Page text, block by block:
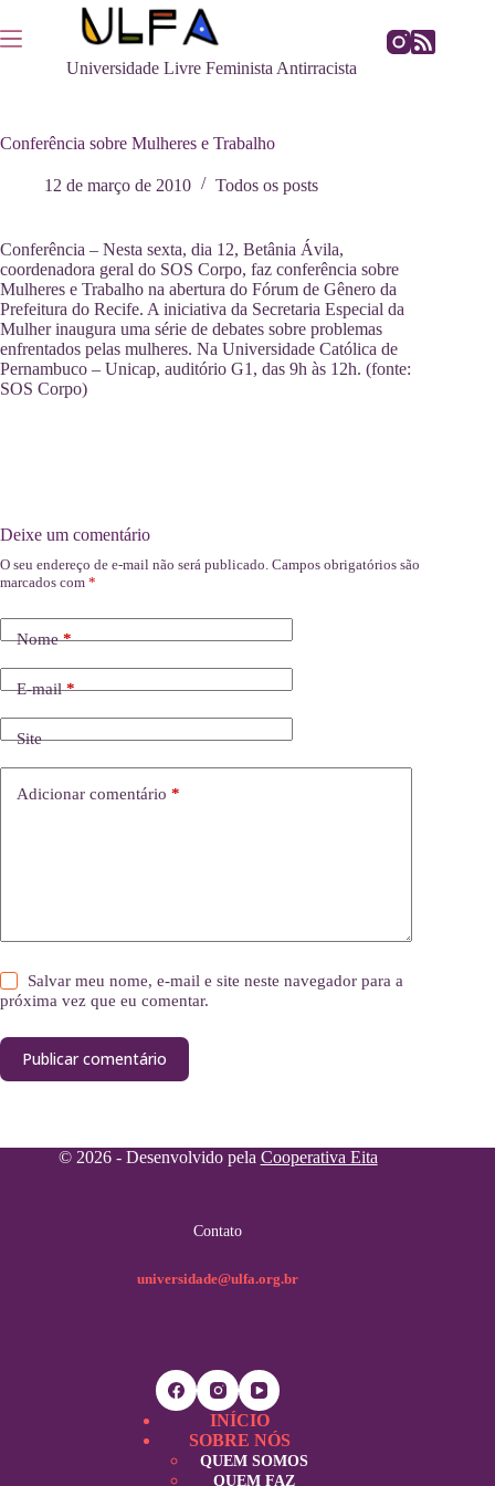
para
o
Universidade Livre Feminista Antirracista
Conferência sobre Mulheres e Trabalho
12 de março de 2010 Todos os posts
Conferência – Nesta sexta, dia 12, Betânia Ávila,
coordenadora geral do SOS Corpo, faz conferência sobre
Mulheres e Trabalho na abertura do Fórum de Gênero da
Prefeitura do Recife. A iniciativa da Secretaria Especial da
Mulher inaugura uma série de debates sobre problemas
enfrentados pelas mulheres. Na Universidade Católica de
Pernambuco – Unicap, auditório G1, das 9h às 12h. (fonte:
SOS Corpo)
Deixe um comentário
O seu endereço de e-mail não será publicado. Campos obrigatórios são
marcados com *
Nome*
E-mail*
Site
Adicionar comentário *
Salvar meu nome, e-mail e site neste navegador para a
próxima vez que eu comentar.
Publicar comentário
© 2026 - Desenvolvido pela Cooperativa Eita
Contato
universidade@ulfa.org.br
INÍCIO
SOBRE NÓS
QUEM SOMOS
QUEM FAZ